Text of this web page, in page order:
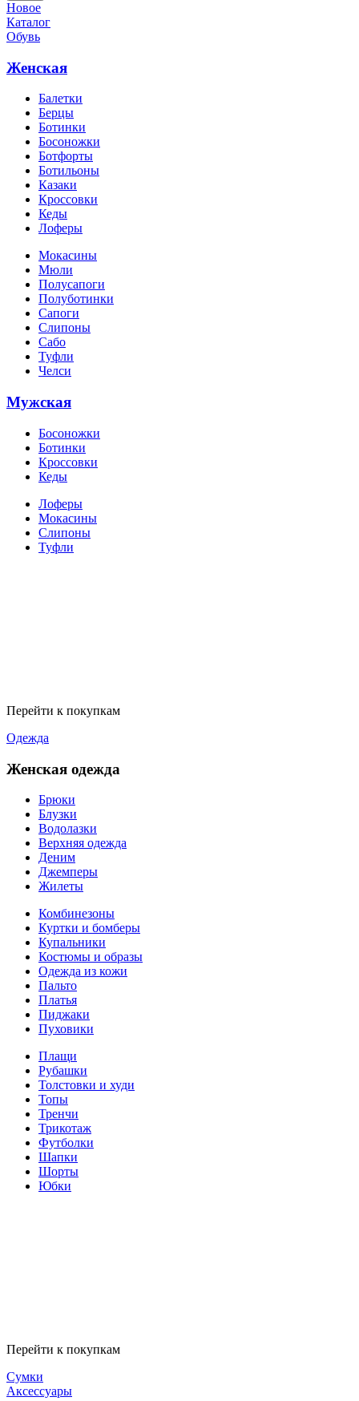
Новое
Каталог
Обувь
Женская
Балетки
Берцы
Ботинки
Босоножки
Ботфорты
Ботильоны
Казаки
Кроссовки
Кеды
Лоферы
Мокасины
Мюли
Полусапоги
Полуботинки
Сапоги
Слипоны
Сабо
Туфли
Челси
Мужская
Босоножки
Ботинки
Кроссовки
Кеды
Лоферы
Мокасины
Слипоны
Туфли
Перейти к покупкам
Одежда
Женская одежда
Брюки
Блузки
Водолазки
Верхняя одежда
Деним
Джемперы
Жилеты
Комбинезоны
Куртки и бомберы
Купальники
Костюмы и образы
Одежда из кожи
Пальто
Платья
Пиджаки
Пуховики
Плащи
Рубашки
Толстовки и худи
Топы
Тренчи
Трикотаж
Футболки
Шапки
Шорты
Юбки
Перейти к покупкам
Сумки
Аксессуары